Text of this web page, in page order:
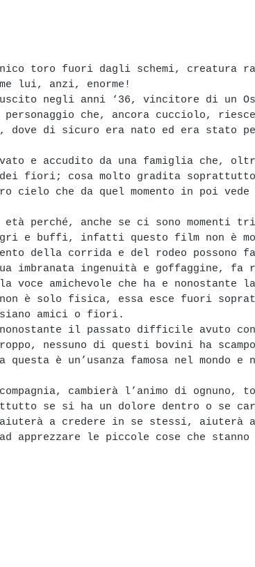
toro fuori dagli schemi, creatura
lui, anzi, enorme!
uscito negli anni ‘36, vincitore di un
che, ancora cucciolo,
dove di sicuro era nato ed era stato
e accudito da una famiglia che,
fiori; cosa molto gradita
che da quel momento in poi vede
perché, anche se ci sono momenti
e buffi, infatti questo film non è
della corrida e del rodeo possono
imbranata ingenuità e goffaggine, fa
voce amichevole che ha e nonostante
è solo fisica, essa esce fuori
amici o fiori.
il passato difficile avuto
nessuno di questi bovini ha
è un’usanza famosa nel mondo e
cambierà l’animo di ognuno,
se si ha un dolore dentro o se
a credere in se stessi, aiuterà
apprezzare le piccole cose che